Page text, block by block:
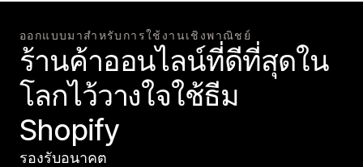
ออกแบบมาสำหรับการใช้งานเชิงพาณิชย์
ร้านค้าออนไลน์ที่ดีที่สุดใน
โลกไว้วางใจใช้ธีม
Shopify
รองรับอนาคต